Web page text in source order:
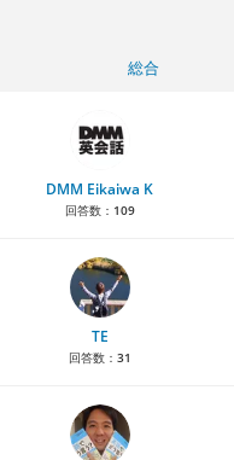
総合
DMM Eikaiwa K
回答数： 109
TE
回答数： 31